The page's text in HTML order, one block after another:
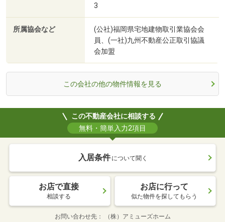
3
所属協会など
(公社)福岡県宅地建物取引業協会会
員、(一社)九州不動産公正取引協議
会加盟
この会社の他の物件情報を見る
この不動産会社に相談する
無料・簡単入力2項目
入居条件 について聞く
お店で直接
相談する
お店に行って
似た物件を探してもらう
お問い合わせ先 （株）アミューズホーム